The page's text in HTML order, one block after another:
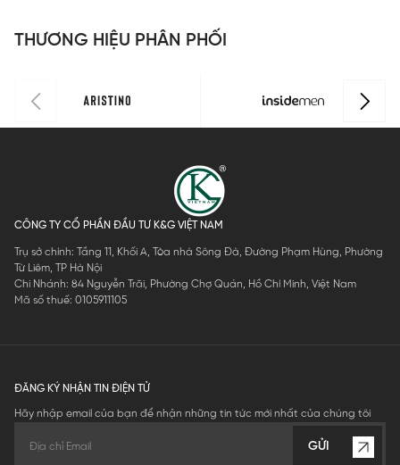
THƯƠNG HIỆU PHÂN PHỐI
CÔNG TY CỔ PHẦN ĐẦU TƯ K&G VIỆT NAM
Trụ sở chính: Tầng 11, Khối A, Tòa nhà Sông Đà, Đường Phạm Hùng, Phường
Từ Liêm, TP Hà Nội
Chi Nhánh: 84 Nguyễn Trãi, Phường Chợ Quán, Hồ Chí Minh, Việt Nam
Mã số thuế: 0105911105
ĐĂNG KÝ NHẬN TIN ĐIỆN TỬ
Hãy nhập email của bạn để nhận những tin tức mới nhất của chúng tôi
GỬI